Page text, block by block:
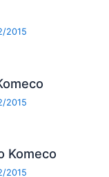
2015
2015
Komeco
2015